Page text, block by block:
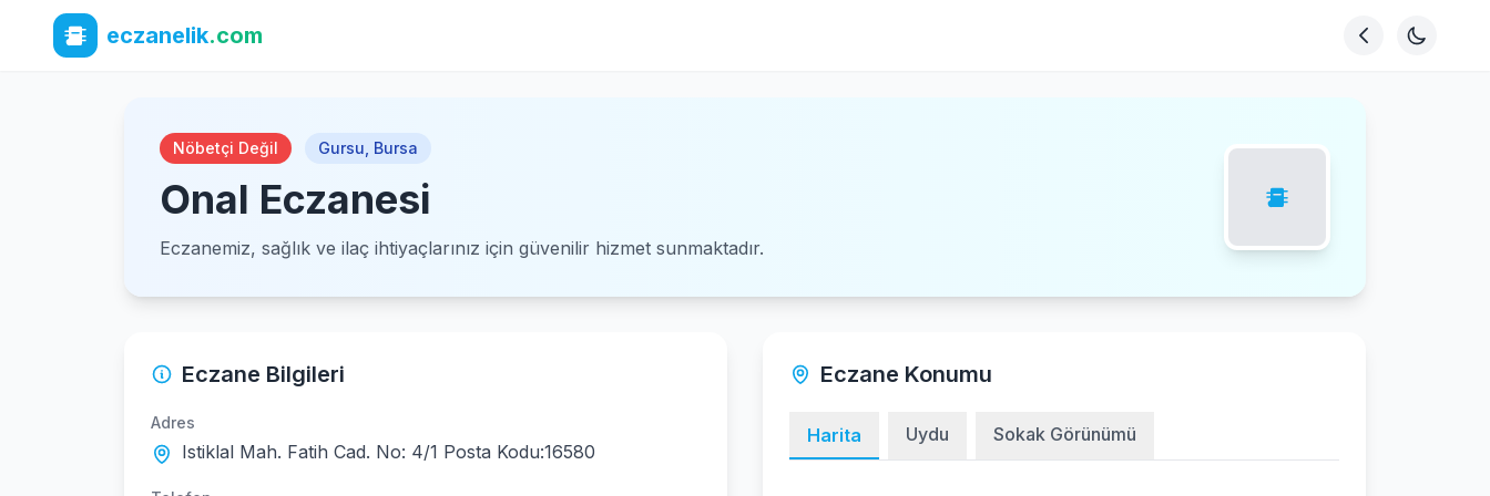
eczanelik.com
Nöbetçi Değil Gursu Bursa
Onal Eczanesi
Eczanemiz, sağlık ve ilaç ihtiyaçlarınız için güvenilir hizmet sunmaktadır.
Eczane Bilgileri
Adres
Istiklal Mah. Fatih Cad. No: 4/1 Posta Kodu:16580
Eczane Konumu
Harita Uydu Sokak Görünümü